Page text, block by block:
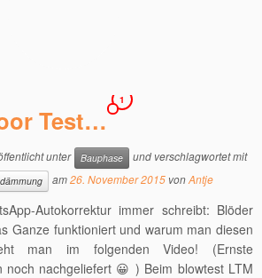
Test…
1
unter Bauphase und verschlagwortet mit
am26. November 2015 vonAntje
Autokorrektur immer schreibt: Blöder
Ganze funktioniert und warum man diesen
man im folgenden Video! (Ernste
noch nachgeliefert 😀 ) Beim blowtest LTM